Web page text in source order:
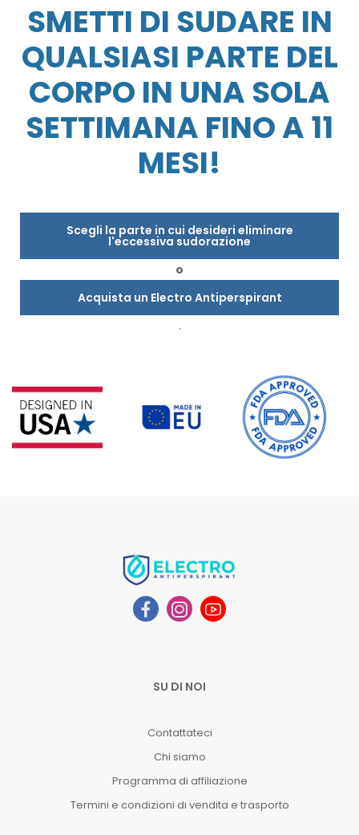
SMETTI DI SUDARE IN
QUALSIASI PARTE DEL
CORPO IN UNA SOLA
SETTIMANA FINO A 11
MESI!
Scegli la parte in cui desideri eliminare
l'eccessiva sudorazione
o
Acquista un Electro Antiperspirant
.
SU DI NOI
Contattateci
Chi siamo
Programma di affiliazione
Termini e condizioni di vendita e trasporto